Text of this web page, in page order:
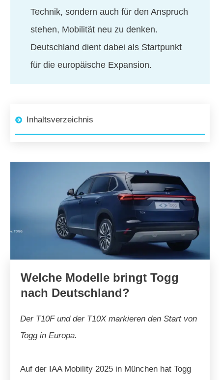
Technik, sondern auch für den Anspruch
stehen, Mobilität neu zu denken.
Deutschland dient dabei als Startpunkt
für die europäische Expansion.
Inhaltsverzeichnis
Welche Modelle bringt Togg
nach Deutschland?
Der T10F und der T10X markieren den Start von
Togg in Europa.
Auf der IAA Mobility 2025 in München hat Togg